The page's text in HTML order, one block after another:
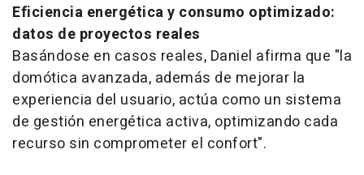
Eficiencia energética y consumo optimizado:
datos de proyectos reales
Basándose en casos reales, Daniel afirma que "la
domótica avanzada, además de mejorar la
experiencia del usuario, actúa como un sistema
de gestión energética activa, optimizando cada
recurso sin comprometer el confort".